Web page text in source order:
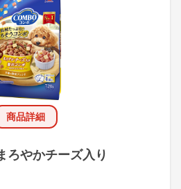
商品詳細
ろやかチーズ入り